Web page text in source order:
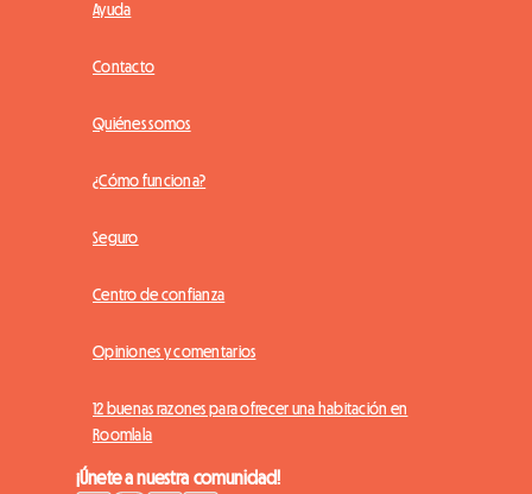
Ayuda
Contacto
Quiénes somos
¿Cómo funciona?
Seguro
Centro de confianza
Opiniones y comentarios
12 buenas razones para ofrecer una habitación en
Roomlala
¡Únete a nuestra comunidad!